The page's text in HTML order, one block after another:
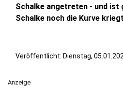
Schalke angetreten - und ist
Schalke noch die Kurve
Veröffentlicht: Dienstag,
Anzeige